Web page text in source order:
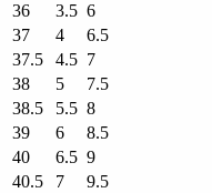
36
3.5 6
37
4
6.5
37.5
4.5 7
38
5
7.5
38.5
5.5 8
39
6
8.5
40
6.5 9
40.5
7
9.5